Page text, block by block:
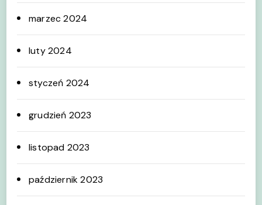
marzec 2024
luty 2024
styczeń 2024
grudzień 2023
listopad 2023
październik 2023